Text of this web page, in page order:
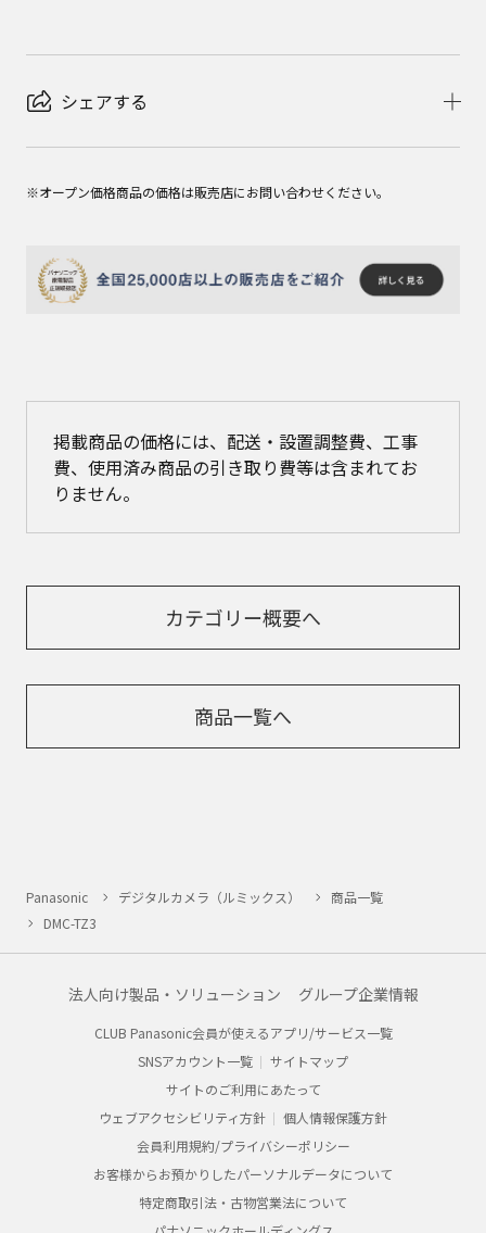
シェアする
※オープン価格商品の価格は販売店にお問い合わせください。
掲載商品の価格には、配送・設置調整費、工事
費、使用済み商品の引き取り費等は含まれてお
りません。
カテゴリー概要へ
商品一覧へ
Panasonic デジタルカメラ（ルミックス）
商品一覧
DMC-TZ3
法人向け製品・ソリューション グループ企業情報
CLUB Panasonic会員が使えるアプリ/サービス一覧
SNSアカウント一覧
サイトマップ
サイトのご利用にあたって
ウェブアクセシビリティ方針
個人情報保護方針
会員利用規約/プライバシーポリシー
お客様からお預かりしたパーソナルデータについて
特定商取引法・古物営業法について